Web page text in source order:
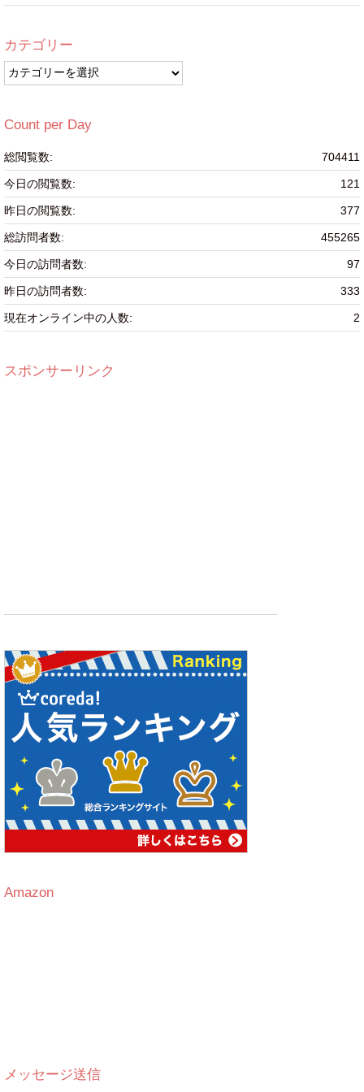
カテゴリー
カ
テ
リ
Count per Day
704411
総閲覧数:
121
今日の閲覧数:
377
昨日の閲覧数:
455265
総訪問者数:
97
今日の訪問者数:
333
昨日の訪問者数:
2
現在オンライン中の人数:
スポンサーリンク
Amazon
メッセージ送信